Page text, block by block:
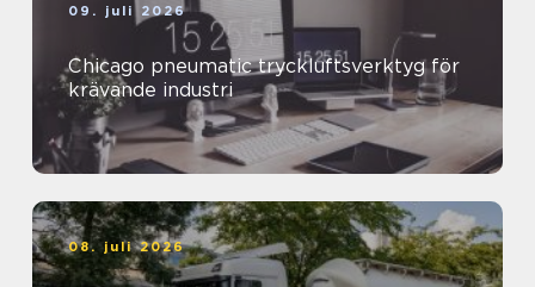
09. juli 2026
Chicago pneumatic tryckluftsverktyg för
krävande industri
08. juli 2026